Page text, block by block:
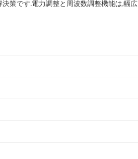
策です.電力調整と周波数調整機能は,幅